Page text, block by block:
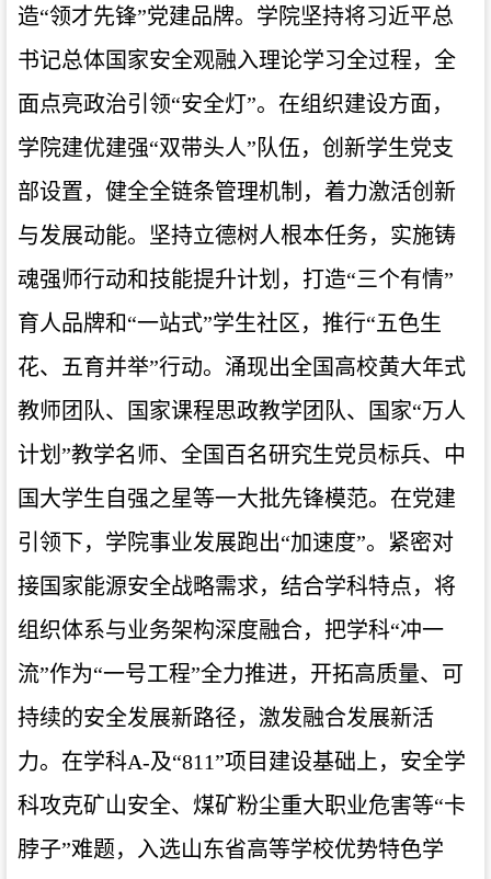
造“领才先锋”党建品牌。学院坚持将习近平总
书记总体国家安全观融入理论学习全过程，全
面点亮政治引领“安全灯”。在组织建设方面，
学院建优建强“双带头人”队伍，创新学生党支
部设置，健全全链条管理机制，着力激活创新
与发展动能。坚持立德树人根本任务，实施铸
魂强师行动和技能提升计划，打造“三个有情”
育人品牌和“一站式”学生社区，推行“五色生
花、五育并举”行动。涌现出全国高校黄大年式
教师团队、国家课程思政教学团队、国家“万人
计划”教学名师、全国百名研究生党员标兵、中
国大学生自强之星等一大批先锋模范。在党建
引领下，学院事业发展跑出“加速度”。紧密对
接国家能源安全战略需求，结合学科特点，将
组织体系与业务架构深度融合，把学科“冲一
流”作为“一号工程”全力推进，开拓高质量、可
持续的安全发展新路径，激发融合发展新活
力。在学科A-及“811”项目建设基础上，安全学
科攻克矿山安全、煤矿粉尘重大职业危害等“卡
脖子”难题，入选山东省高等学校优势特色学